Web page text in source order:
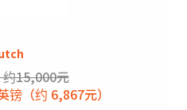
15,000元
镑（约 6,867元）